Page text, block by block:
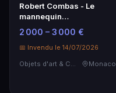
Robert Combas - Le
mannequin
contemporain, 2008 -
Œuvre d'art unique
2 000 – 3 000 €
📅 Invendu le 14/07/2026
Objets d'art & Curiosités
Monaco